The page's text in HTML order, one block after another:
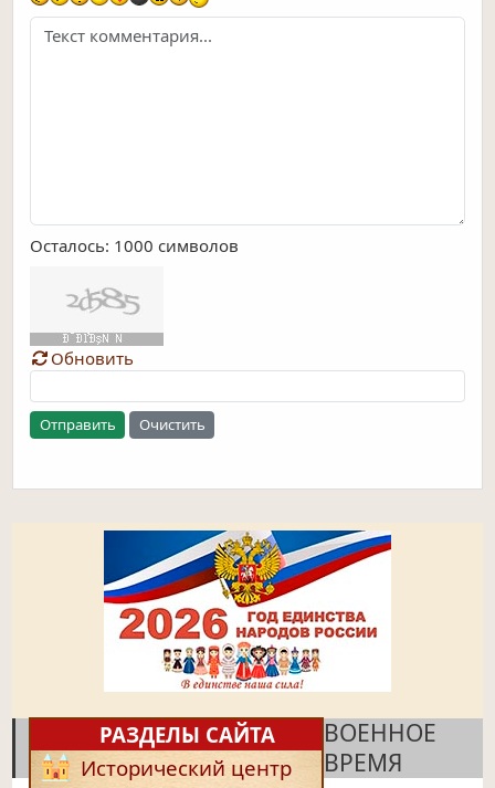
РАЗДЕЛЫ САЙТА
Исторический центр
ВОЕННОЕ
ВРЕМЯ
Осталось: 1000 символов
Обновить
Отправить Очистить